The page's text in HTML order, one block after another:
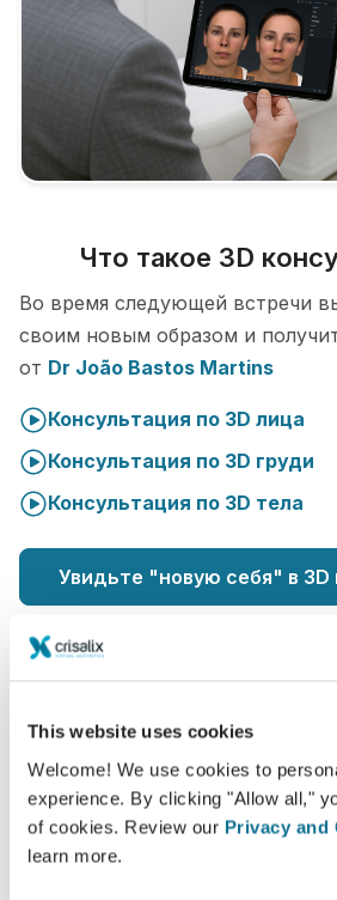
This website uses cookies
Welcome! We use cookies to
experience. By clicking "Allow all,"
of cookies. Review our Privacy and
learn more.
Что такое 3D
Во время следующей встречи
своим новым образом и
от Dr João Bastos Martins
Консультация по 3D лица
Консультация по 3D груди
Консультация по 3D тела
Увидьте "новую себя" в 3D
Улучшение качества
пациентов
Crisalix - это